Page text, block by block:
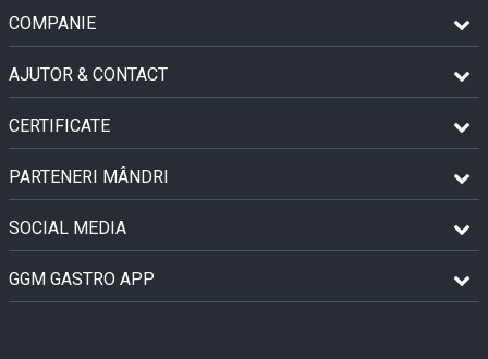
COMPANIE
AJUTOR & CONTACT
CERTIFICATE
PARTENERI MÂNDRI
SOCIAL MEDIA
GGM GASTRO APP